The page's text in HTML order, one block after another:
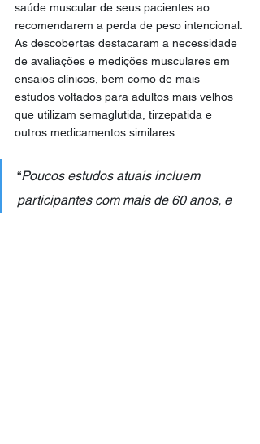
saúde muscular de seus pacientes ao
recomendarem a perda de peso intencional.
As descobertas destacaram a necessidade
de avaliações e medições musculares em
ensaios clínicos, bem como de mais
estudos voltados para adultos mais velhos
que utilizam semaglutida, tirzepatida e
outros medicamentos similares.
“Poucos estudos atuais incluem
participantes com mais de 60 anos, e